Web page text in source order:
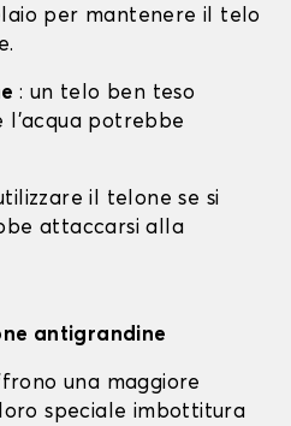
per mantenere il telo
: un telo ben teso
l'acqua potrebbe
il telone se si
attaccarsi alla
antigrandine
una maggiore
speciale imbottitura